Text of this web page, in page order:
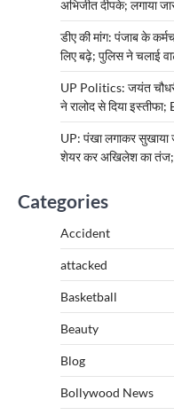
अभिजीत दीपके; लगाया
डीए की मांग: पंजाब के
लिए बढ़े; पुलिस ने चलाई
UP Politics: जयंत चौधरी
ने रालोद से दिया
UP: पंखा लगाकर
शेयर कर अखिलेश का तंज;
Categories
Accident
attacked
Basketball
Beauty
Blog
Bollywood News